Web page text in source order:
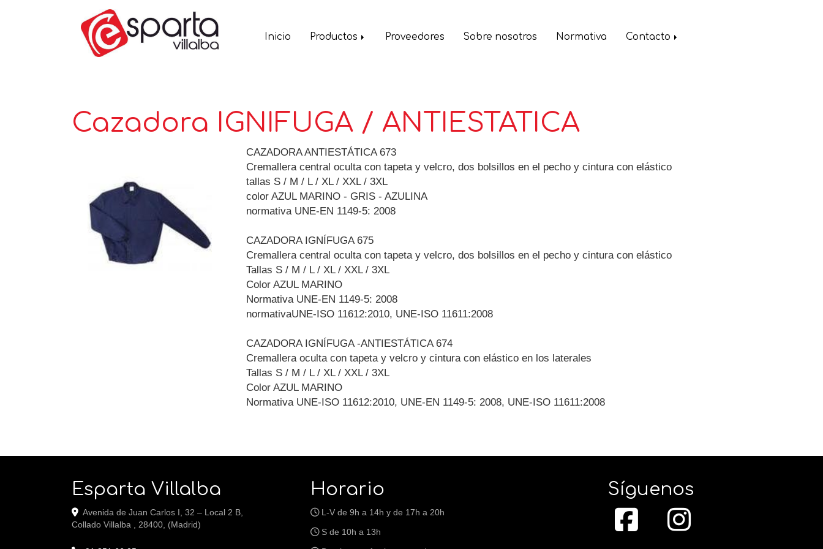
Inicio Productos Proveedores Sobre nosotros Normativa Contacto
Cazadora IGNIFUGA / ANTIESTATICA
CAZADORA ANTIESTÁTICA 673
Cremallera central oculta con tapeta y velcro, dos bolsillos en el pecho y cintura con elástico
tallas S / M / L / XL / XXL / 3XL
color AZUL MARINO - GRIS - AZULINA
normativa UNE-EN 1149-5: 2008
CAZADORA IGNÍFUGA 675
Cremallera central oculta con tapeta y velcro, dos bolsillos en el pecho y cintura con elástico
Tallas S / M / L / XL / XXL / 3XL
Color AZUL MARINO
Normativa UNE-EN 1149-5: 2008
normativaUNE-ISO 11612:2010, UNE-ISO 11611:2008
CAZADORA IGNÍFUGA -ANTIESTÁTICA 674
Cremallera oculta con tapeta y velcro y cintura con elástico en los laterales
Tallas S / M / L / XL / XXL / 3XL
Color AZUL MARINO
Normativa UNE-ISO 11612:2010, UNE-EN 1149-5: 2008, UNE-ISO 11611:2008
Esparta Villalba
Avenida de Juan Carlos I, 32 – Local 2 B,
Collado Villalba
28400 (Madrid)
Horario
L-V de 9h a 14h y de 17h a 20h
S de 10h a 13h
Síguenos